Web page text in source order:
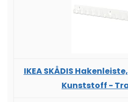
IKEA SKÅDIS
Kunststoff -